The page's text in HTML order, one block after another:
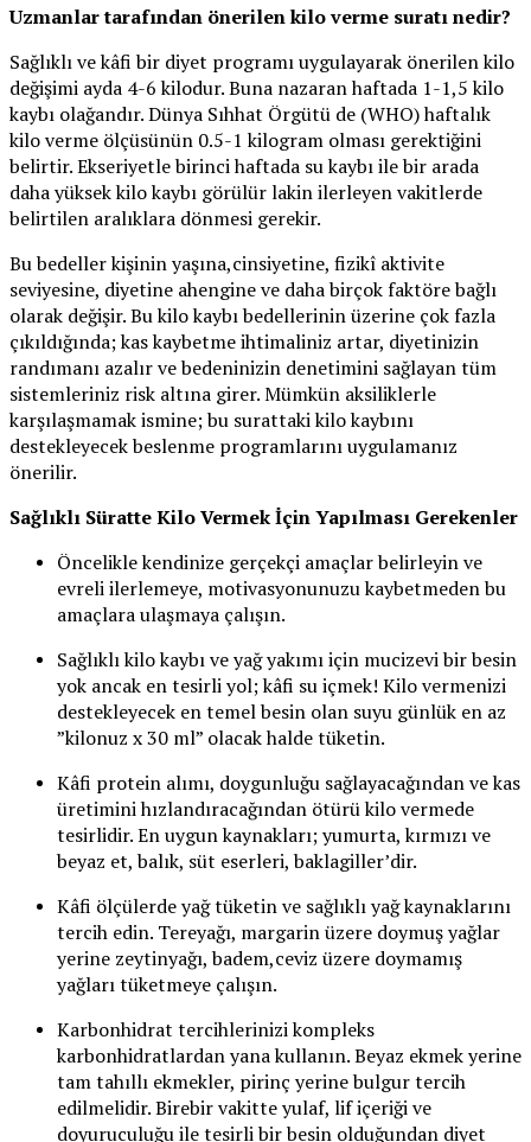
Uzmanlar tarafından önerilen kilo verme suratı nedir?
Sağlıklı ve kâfi bir diyet programı uygulayarak önerilen kilo
değişimi ayda 4-6 kilodur. Buna nazaran haftada 1-1,5 kilo
kaybı olağandır. Dünya Sıhhat Örgütü de (WHO) haftalık
kilo verme ölçüsünün 0.5-1 kilogram olması gerektiğini
belirtir. Ekseriyetle birinci haftada su kaybı ile bir arada
daha yüksek kilo kaybı görülür lakin ilerleyen vakitlerde
belirtilen aralıklara dönmesi gerekir.
Bu bedeller kişinin yaşına,cinsiyetine, fizikî aktivite
seviyesine, diyetine ahengine ve daha birçok faktöre bağlı
olarak değişir. Bu kilo kaybı bedellerinin üzerine çok fazla
çıkıldığında; kas kaybetme ihtimaliniz artar, diyetinizin
randımanı azalır ve bedeninizin denetimini sağlayan tüm
sistemleriniz risk altına girer. Mümkün aksiliklerle
karşılaşmamak ismine; bu surattaki kilo kaybını
destekleyecek beslenme programlarını uygulamanız
önerilir.
Sağlıklı Süratte Kilo Vermek İçin Yapılması Gerekenler
Öncelikle kendinize gerçekçi amaçlar belirleyin ve
evreli ilerlemeye, motivasyonunuzu kaybetmeden bu
amaçlara ulaşmaya çalışın.
Sağlıklı kilo kaybı ve yağ yakımı için mucizevi bir besin
yok ancak en tesirli yol; kâfi su içmek! Kilo vermenizi
destekleyecek en temel besin olan suyu günlük en az
”kilonuz x 30 ml” olacak halde tüketin.
Kâfi protein alımı, doygunluğu sağlayacağından ve kas
üretimini hızlandıracağından ötürü kilo vermede
tesirlidir. En uygun kaynakları; yumurta, kırmızı ve
beyaz et, balık, süt eserleri, baklagiller’dir.
Kâfi ölçülerde yağ tüketin ve sağlıklı yağ kaynaklarını
tercih edin. Tereyağı, margarin üzere doymuş yağlar
yerine zeytinyağı, badem,ceviz üzere doymamış
yağları tüketmeye çalışın.
Karbonhidrat tercihlerinizi kompleks
karbonhidratlardan yana kullanın. Beyaz ekmek yerine
tam tahıllı ekmekler, pirinç yerine bulgur tercih
edilmelidir. Birebir vakitte yulaf, lif içeriği ve
doyuruculuğu ile tesirli bir besin olduğundan diyet